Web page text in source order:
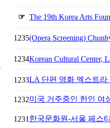
☞ The 19th Korea Arts
1235(Opera Screening)
1234Korean Cultural Center,
1233LA 단편 영화 엑스트
1232미국 거주중인 한인 여
1231 한국문화원-서울 페스